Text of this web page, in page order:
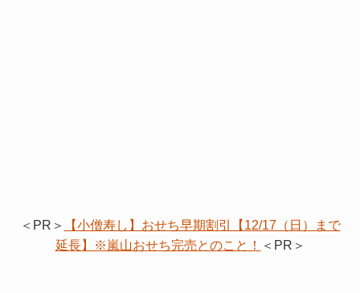
＜PR＞
【小僧寿し】おせち早期割引【12/17（日）まで
延長】※嵐山おせち完売とのこと！
＜PR＞